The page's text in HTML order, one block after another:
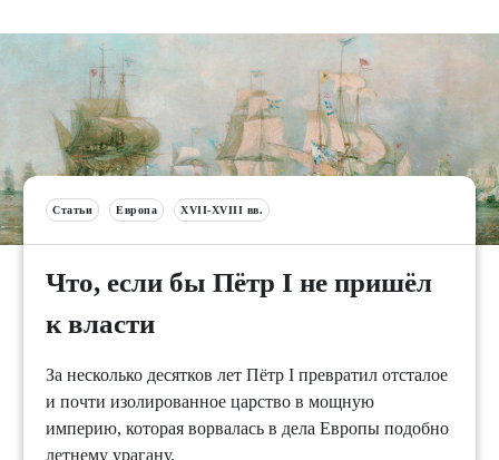
Статьи Европа XVII-XVIII вв.
Что, если бы Пётр I не пришёл
к власти
За несколько десятков лет Пётр I превратил отсталое
и почти изолированное царство в мощную
империю, которая ворвалась в дела Европы подобно
летнему урагану.